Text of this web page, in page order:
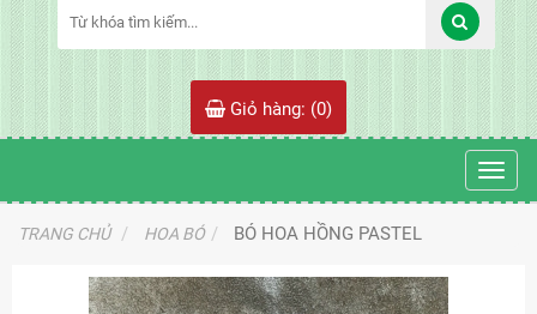
Giỏ hàng: (0)
TRANG CHỦ HOA BÓ BÓ HOA HỒNG PASTEL